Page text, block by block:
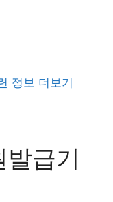
정보 더보기
발급기